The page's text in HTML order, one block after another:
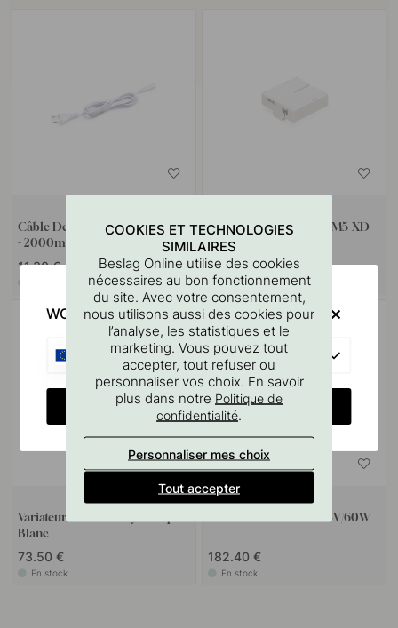
Câble De Connexion - X-Driver
- 2000mm
11.30 €
Module De Contrôle CM5-XD -
X-Driver
48.10 €
En stock
+ COULEURS
Variateur Sans Fil Kiny - Simple -
Blanc
73.50 €
En stock
Variateurs X-Driver - 24V/60W
182.40 €
En stock
COOKIES ET TECHNOLOGIES
SIMILAIRES
Beslag Online utilise des cookies
nécessaires au bon fonctionnement
du site. Avec votre consentement,
nous utilisons aussi des cookies pour
l’analyse, les statistiques et le
marketing. Vous pouvez tout
accepter, tout refuser ou
personnaliser vos choix. En savoir
plus dans notre Politique de
confidentialité.
Personnaliser mes choix
Tout accepter
WOULD YOU RATHER VISIT?
CHANGE COUNTRY